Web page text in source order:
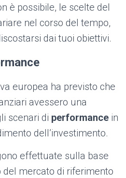
è possibile, le scelte del
nel corso del tempo,
dai tuoi obiettivi.
europea ha previsto che
avessero una
scenari di performance in
dell’investimento.
effettuate sulla base
mercato di riferimento